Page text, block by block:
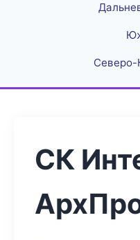
Северо-
СК